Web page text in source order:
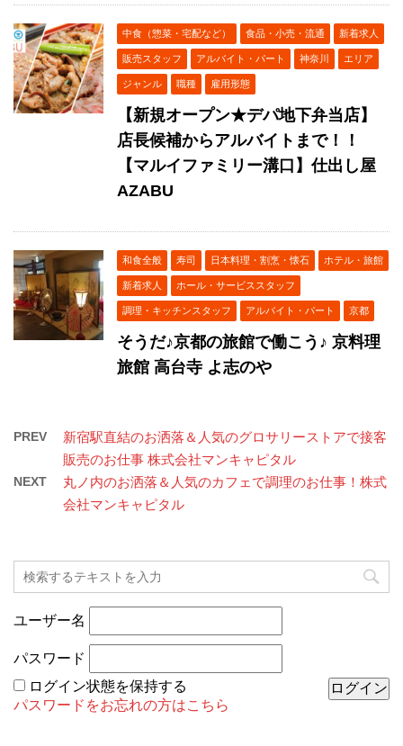
中食（惣菜・宅配など） 食品・小売・流通 新着求人
販売スタッフ アルバイト・パート 神奈川 エリア
ジャンル 職種 雇用形態
【新規オープン★デパ地下弁当店】
店長候補からアルバイトまで！！
【マルイファミリー溝口】仕出し屋
AZABU
和食全般 寿司 日本料理・割烹・懐石 ホテル・旅館
新着求人 ホール・サービススタッフ
調理・キッチンスタッフ アルバイト・パート 京都
そうだ♪京都の旅館で働こう♪ 京料理
旅館 高台寺 よ志のや
PREV
新宿駅直結のお洒落＆人気のグロサリーストアで接客
販売のお仕事 株式会社マンキャピタル
NEXT
丸ノ内のお洒落＆人気のカフェで調理のお仕事！株式
会社マンキャピタル
ユーザー名
パスワード
ログイン状態を保持する
パスワードをお忘れの方はこちら